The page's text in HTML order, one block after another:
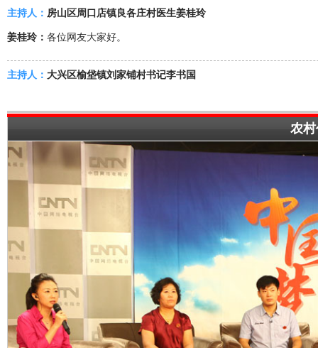
主持人： 房山区周口店镇良各庄村医生姜桂玲
姜桂玲： 各位网友大家好。
主持人： 大兴区榆垡镇刘家铺村书记李书国
王淑芳： 各位网友大家好。
主持人：欢迎五位嘉宾的到来，在与网友进行在线交流之前，我们将
心中对中国梦的理解。首先我们有请通州区张家湾潞通洪运工业园总
高华：
大家好，我叫高华。来自张家湾，现在是北京潞通洪运工业园
高经理，三年前，我只是一个普普通通的农家妇女，脱贫致富过上好
候，家里穷着呢，全家六口人，挤在三间破房子里面，全靠我爱人一
时候我不止一次问我自己，你就不想过上好日子？致富的梦想就像种
张家湾的建材门窗行业做得很红火，在村里的支持下，我们租下了大
作坊，那马棚夏天漏雨，冬天漏风，招来的工人，最多的时候一天就
没人来活，那才是最让人着急上火，我爱人老实巴交，张不开口，拉
农